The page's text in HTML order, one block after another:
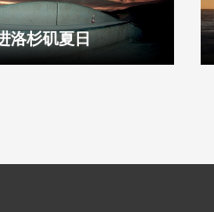
洛杉矶夏日